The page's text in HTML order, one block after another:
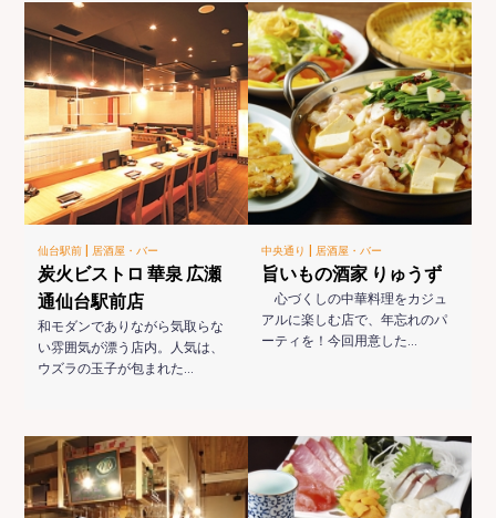
仙台駅前 | 居酒屋・バー
炭火ビストロ 華泉 広瀬
通仙台駅前店
和モダンでありながら気取らな
い雰囲気が漂う店内。人気は、
ウズラの玉子が包まれた…
中央通り | 居酒屋・バー
旨いもの酒家 りゅうず
心づくしの中華料理をカジュ
アルに楽しむ店で、年忘れのパ
ーティを！今回用意した…